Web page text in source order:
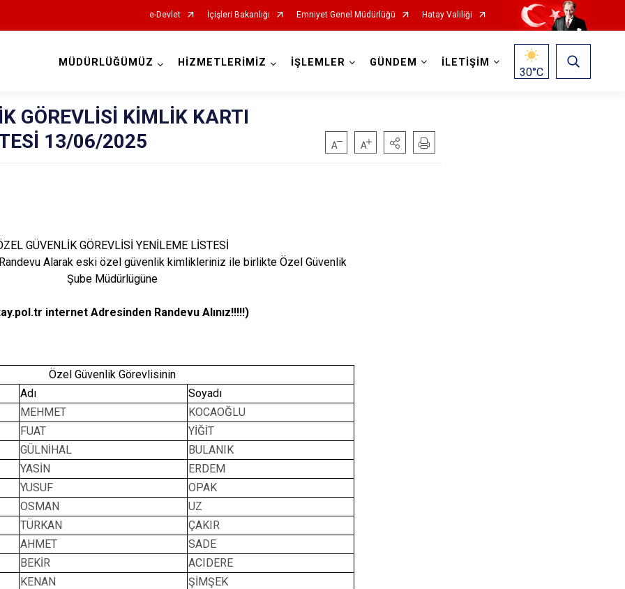
e-Devlet İçişleri Bakanlığı Emniyet Genel Müdürlüğü Hatay Valiliği
MÜDÜRLÜĞÜMÜZ HİZMETLERİMİZ İŞLEMLER GÜNDEM İLETİŞİM
30°C
GÖREVLİSİ KİMLİK KARTI
13/06/2025
GÜVENLİK GÖREVLİSİ YENİLEME LİSTESİ
Alarak eski özel güvenlik kimlikleriniz ile birlikte Özel Güvenlik
Şube Müdürlügüne
internet Adresinden Randevu Alınız!!!!!)
Özel Güvenlik Görevlisinin
Adı
Soyadı
MEHMET
KOCAOĞLU
FUAT
YİĞİT
GÜLNİHAL
BULANIK
YASİN
ERDEM
YUSUF
OPAK
OSMAN
UZ
TÜRKAN
ÇAKIR
AHMET
SADE
BEKİR
ACIDERE
KENAN
ŞİMŞEK